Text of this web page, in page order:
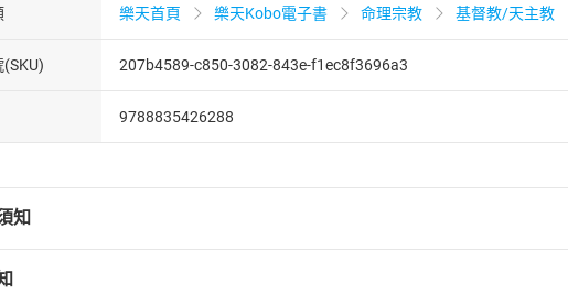
樂天首頁 樂天Kobo電子書 命理宗教 基督教/天主教
207b4589-c850-3082-843e-f1ec8f3696a3
9788835426288
知
規定：